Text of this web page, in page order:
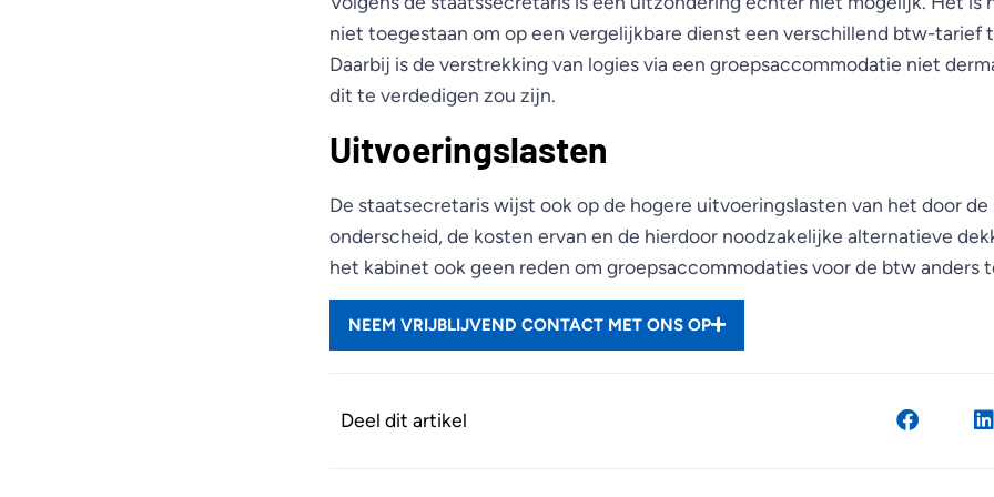
niet toegestaan om op een vergelijkbare dienst een verschillend btw-tarief
Daarbij is de verstrekking van logies via een groepsaccommodatie niet
dit te verdedigen zou zijn.
Uitvoeringslasten
De staatsecretaris wijst ook op de hogere uitvoeringslasten van het door
onderscheid, de kosten ervan en de hierdoor noodzakelijke alternatieve
het kabinet ook geen reden om groepsaccommodaties voor de btw anders
NEEM VRIJBLIJVEND CONTACT MET ONS OP
Deel dit artikel